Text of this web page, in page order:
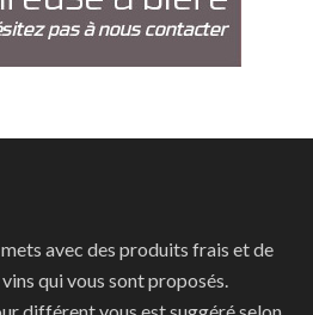
avec des produits frais et de
qui vous sont proposés.